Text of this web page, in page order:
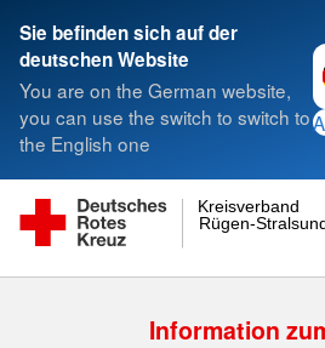
Sie befinden sich auf der
deutschen Website
You are on the German website,
you can use the switch to switch to
the English one
Rügen-
Kreisverband
Information